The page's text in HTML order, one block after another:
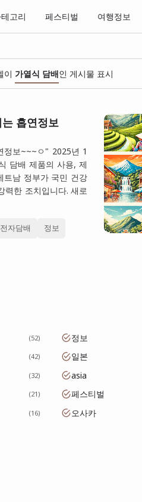
고리 페스티벌 여행정보
이 가열식 담배인 게시물 표시
흡연정보
정보~~~ㅇ" 2025년 1
담배 제품의 사용, 제
트남 정부가 국민 건강
력한 조치입니다. 새로
전자담배 정보
52 정보
42 일본
32 asia
21 페스티벌
16 오사카